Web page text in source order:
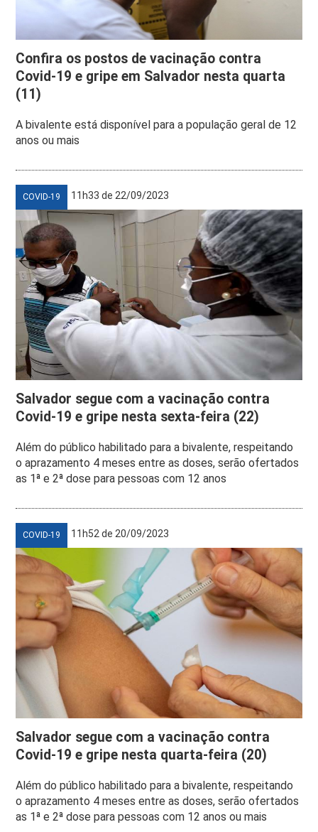
Confira os postos de vacinação contra
Covid-19 e gripe em Salvador nesta quarta
(11)
A bivalente está disponível para a população geral de 12
anos ou mais
COVID-19 11h33 de 22/09/2023
Salvador segue com a vacinação contra
Covid-19 e gripe nesta sexta-feira (22)
Além do público habilitado para a bivalente, respeitando
o aprazamento 4 meses entre as doses, serão ofertados
as 1ª e 2ª dose para pessoas com 12 anos
COVID-19 11h52 de 20/09/2023
Salvador segue com a vacinação contra
Covid-19 e gripe nesta quarta-feira (20)
Além do público habilitado para a bivalente, respeitando
o aprazamento 4 meses entre as doses, serão ofertados
as 1ª e 2ª dose para pessoas com 12 anos ou mais